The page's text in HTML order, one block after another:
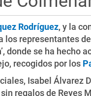
Rodríguez, y la
los representantes del
donde se ha hecho
recogidos por los
Isabel Álvarez
regalos de Reyes